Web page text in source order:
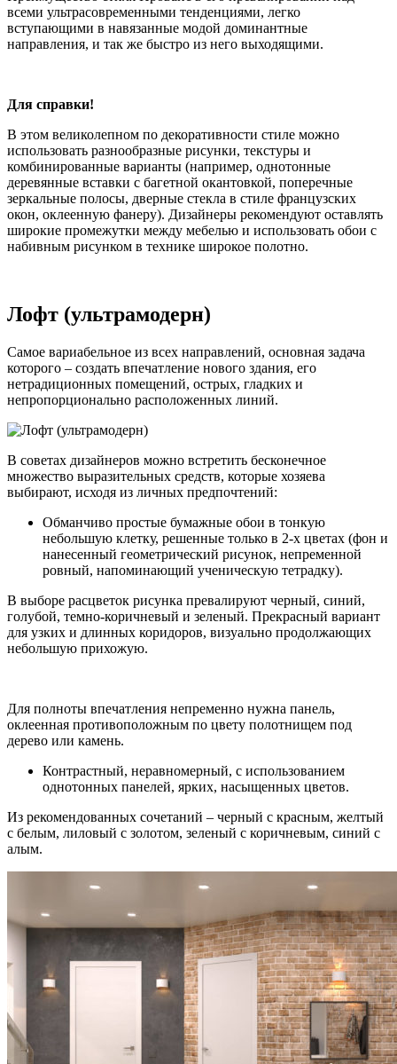
всеми ультрасовременными тенденциями, легко
вступающими в навязанные модой доминантные
направления, и так же быстро из него выходящими.
Для справки!
В этом великолепном по декоративности стиле можно
использовать разнообразные рисунки, текстуры и
комбинированные варианты (например, однотонные
деревянные вставки с багетной окантовкой, поперечные
зеркальные полосы, дверные стекла в стиле французских
окон, оклеенную фанеру). Дизайнеры рекомендуют оставлять
широкие промежутки между мебелью и использовать обои с
набивным рисунком в технике широкое полотно.
Лофт (ультрамодерн)
Самое вариабельное из всех направлений, основная задача
которого – создать впечатление нового здания, его
нетрадиционных помещений, острых, гладких и
непропорционально расположенных линий.
В советах дизайнеров можно встретить бесконечное
множество выразительных средств, которые хозяева
выбирают, исходя из личных предпочтений:
Обманчиво простые бумажные обои в тонкую
небольшую клетку, решенные только в 2-х цветах (фон и
нанесенный геометрический рисунок, непременной
ровный, напоминающий ученическую тетрадку).
В выборе расцветок рисунка превалируют черный, синий,
голубой, темно-коричневый и зеленый. Прекрасный вариант
для узких и длинных коридоров, визуально продолжающих
небольшую прихожую.
Для полноты впечатления непременно нужна панель,
оклеенная противоположным по цвету полотнищем под
дерево или камень.
Контрастный, неравномерный, с использованием
однотонных панелей, ярких, насыщенных цветов.
Из рекомендованных сочетаний – черный с красным, желтый
с белым, лиловый с золотом, зеленый с коричневым, синий с
алым.